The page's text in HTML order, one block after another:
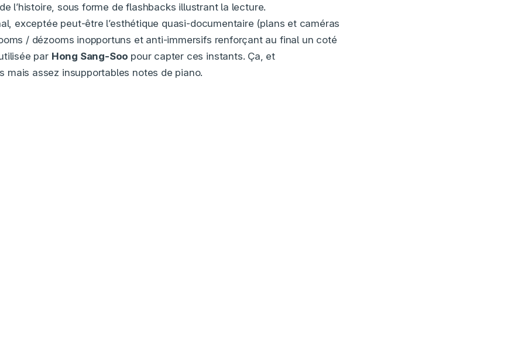
l’histoire, sous forme de flashbacks illustrant la lecture.
exceptée peut-être l’esthétique quasi-documentaire (plans et caméras
/ dézooms inopportuns et anti-immersifs renforçant au final un coté
par Hong Sang-Soo pour capter ces instants. Ça, et
mais assez insupportables notes de piano.